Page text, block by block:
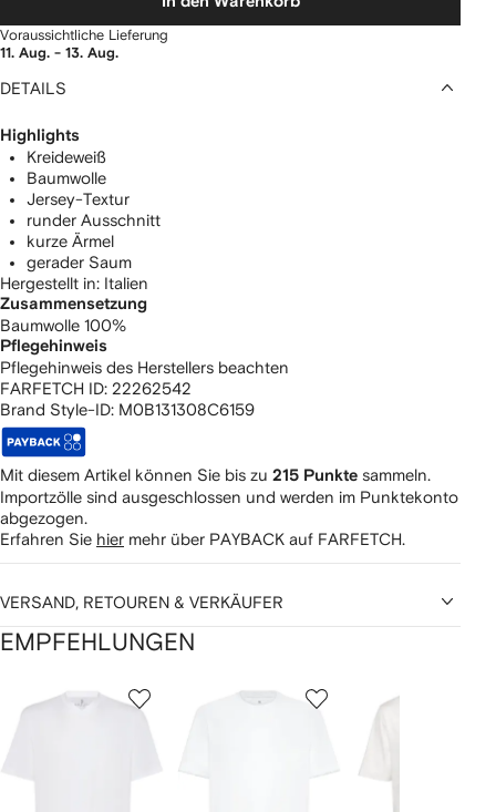
Voraussichtliche Lieferung
11. Aug. - 13. Aug.
DETAILS
Highlights
Kreideweiß
Baumwolle
Jersey-Textur
runder Ausschnitt
kurze Ärmel
gerader Saum
Hergestellt in: Italien
Zusammensetzung
Baumwolle 100%
Pflegehinweis
Pflegehinweis des Herstellers beachten
FARFETCH ID: 22262542
Brand Style-ID: M0B131308C6159
Mit diesem Artikel können Sie bis zu 215 Punkte sammeln.
Importzölle sind ausgeschlossen und werden im Punktekonto
abgezogen.
Erfahren Sie hier mehr über PAYBACK auf FARFETCH.
VERSAND, RETOUREN & VERKÄUFER
EMPFEHLUNGEN
von
von